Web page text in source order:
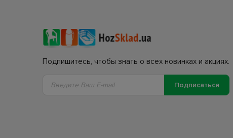
Подпишитесь, чтобы знать о всех новинках и акциях.
Подписаться